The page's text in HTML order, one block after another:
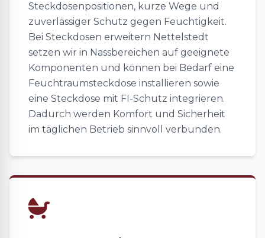
Steckdosenpositionen, kurze Wege und
zuverlässiger Schutz gegen Feuchtigkeit.
Bei Steckdosen erweitern Nettelstedt
setzen wir in Nassbereichen auf geeignete
Komponenten und können bei Bedarf eine
Feuchtraumsteckdose installieren sowie
eine Steckdose mit FI-Schutz integrieren.
Dadurch werden Komfort und Sicherheit
im täglichen Betrieb sinnvoll verbunden.